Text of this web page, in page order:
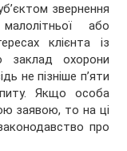
звернення
або
клієнта із
заклад охорони
не пізніше п’яти
Якщо особа
заявою, то на ці
про